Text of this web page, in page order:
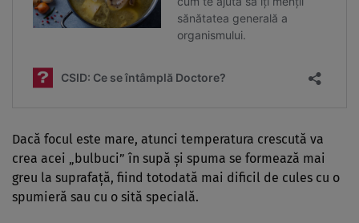
Dacă focul este mare, atunci temperatura crescută va
crea acei „bulbuci” în supă și spuma se formează mai
greu la suprafață, fiind totodată mai dificil de cules cu o
spumieră sau cu o sită specială.